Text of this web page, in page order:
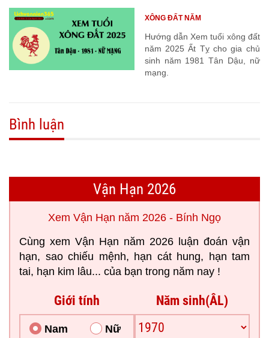
Hướng dẫn Xem tuổi xông đất
năm 2025 Ất Tỵ cho gia chủ
sinh năm 1981 Tân Dậu, nữ
mạng.
XÔNG ĐẤT NĂM
Bình luận
Vận Hạn 2026
Xem Vận Hạn năm 2026 - Bính Ngọ
Cùng xem Vận Hạn năm 2026 luận đoán vận
hạn, sao chiếu mệnh, hạn cát hung, hạn tam
tai, hạn kim lâu... của bạn trong năm nay !
Giới tính
Nam Nữ
Năm sinh(ÂL)